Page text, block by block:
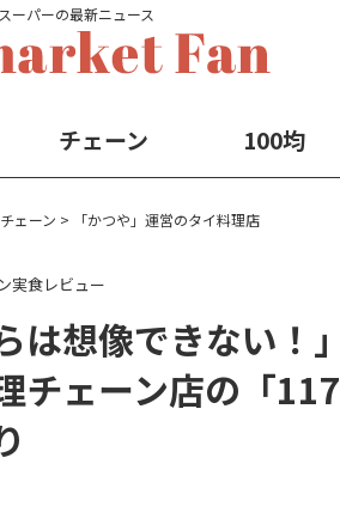
ーパーの最新ニュース
チェーン 100均
チェーン > 「かつや」運営のタイ料理店
実食レビュー
は想像できない！
チェーン店の「